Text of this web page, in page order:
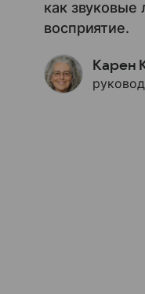
как
восприятие.
Карен